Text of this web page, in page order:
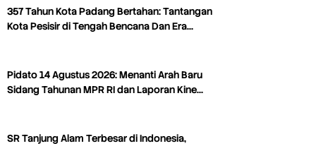
357 Tahun Kota Padang Bertahan: Tantangan
Kota Pesisir di Tengah Bencana Dan Era…
Pidato 14 Agustus 2026: Menanti Arah Baru
Sidang Tahunan MPR RI dan Laporan Kine…
SR Tanjung Alam Terbesar di Indonesia,